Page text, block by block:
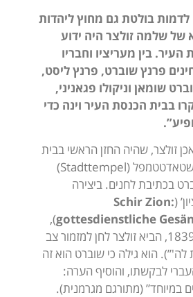
בולטת גם מחוץ ליהדות
של שלמה זולצר היה ידוע
בין מעריציו וחבריו
פרנץ שוברט, פרנץ ליסט,
שומאן וניקולו פגאניני,
בבית הכנסת העיר וינה כדי
זולצר, שהיה החזן הראשי בבית
הכנסת הגדול החדש שטאדטטמפל (Stadttempel)
בכתיבת לחנים. ביצירה
(
Schir Zion:
gottesdienstliche
),
שהודפס לראשונה ב-1839, הביא זולצר לחן למזמור צב
לה'”). הוא גילה כי שוברט הוא זה
לבקשתו, והוסיף הערה:
במיוחד” (מתורגם מגרמנית).